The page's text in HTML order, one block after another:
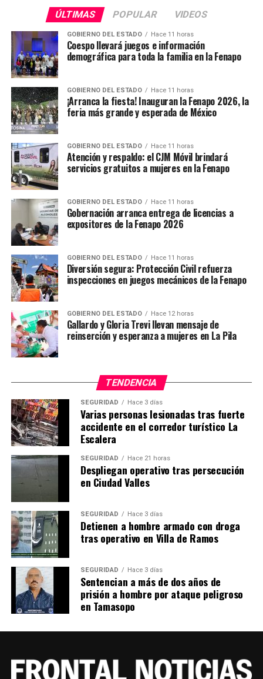
ÚLTIMAS POPULAR VIDEOS
GOBIERNO DEL ESTADO Hace 11 horas
Coespo llevará juegos e información
demográfica para toda la familia en la Fenapo
GOBIERNO DEL ESTADO Hace 11 horas
¡Arranca la fiesta! Inauguran la Fenapo 2026, la
feria más grande y esperada de México
GOBIERNO DEL ESTADO Hace 11 horas
Atención y respaldo: el CJM Móvil brindará
servicios gratuitos a mujeres en la Fenapo
GOBIERNO DEL ESTADO Hace 11 horas
Gobernación arranca entrega de licencias a
expositores de la Fenapo 2026
GOBIERNO DEL ESTADO Hace 11 horas
Diversión segura: Protección Civil refuerza
inspecciones en juegos mecánicos de la Fenapo
GOBIERNO DEL ESTADO Hace 12 horas
Gallardo y Gloria Trevi llevan mensaje de
reinserción y esperanza a mujeres en La Pila
TENDENCIA
SEGURIDAD Hace 3 días
Varias personas lesionadas tras fuerte
accidente en el corredor turístico La
Escalera
SEGURIDAD Hace 21 horas
Despliegan operativo tras persecución
en Ciudad Valles
SEGURIDAD Hace 3 días
Detienen a hombre armado con droga
tras operativo en Villa de Ramos
SEGURIDAD Hace 3 días
Sentencian a más de dos años de
prisión a hombre por ataque peligroso
en Tamasopo